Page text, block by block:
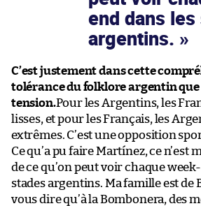
end dans
argentins.
C’est justement dans cette
tolérance du folklore argentin que
tension.Pour les Argentins, les
lisses, et pour les Français, les
extrêmes. C’est une opposition
Ce qu’a pu faire Martínez, ce n’est
de ce qu’on peut voir chaque
stades argentins. Ma famille est de
vous dire qu’à la Bombonera, des